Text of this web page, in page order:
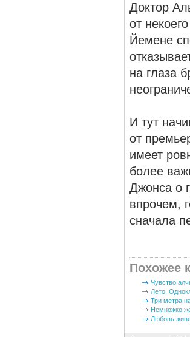
Доктор
от
Йемене
на глаза
И тут
от
имеет
более
Джонса о
впрочем,
сначала
Похожее
Чувство
Лето.
Три метра
Немножко
Любовь